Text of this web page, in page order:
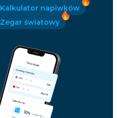
Kalkulator napiwków
Zegar światowy